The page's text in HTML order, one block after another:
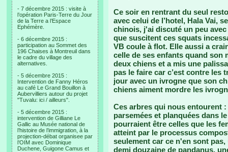
- 7 décembre 2015 : visite à
l’opération Paris-Terre du Jour
de la Terre a l’Espace
Ephémère.
- 6 décembre 2015 :
participation au Sommet des
196 Chaises à Montreuil dans
le cadre du village des
alternatives.
- 5 décembre 2015 :
Intervention de Fanny Héros
au café Le Grand Bouillon à
Aubervilliers autour du projet
"Tuvalu: ici / ailleurs".
- 5 décembre 2015 :
intervention de Gilliane Le
Gallic au Musée national de
l’histoire de l’immigration, à la
projection-débat organisee par
l’OIM avec Dominique
Duchene, Guigone Camus et
Ce soir en rentrant du seul
avec celui de l’hotel, Hala Vai,
chinois, j'ai discuté un peu
que suscitent ces squats
VB coule à flot. Elle aussi a
celle de ses enfants quand son
deux chiens et a mis une
pas le faire car c’est contre les
jour avec un ivrogne que son
chiens aiment mordre les
Ces arbres qui nous entourent
parsemées et planquées dans
pourraient être celles que les
atteint par le processus
seulement car ce n'en sont
demi douzaine de pandanus,